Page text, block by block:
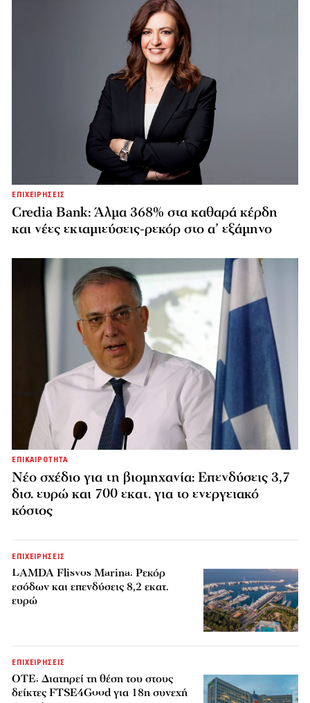
ΕΠΙΧΕΙΡΗΣΕΙΣ
Credia Bank: Άλμα 368% στα καθαρά κέρδη
και νέες εκταμιεύσεις-ρεκόρ στο α’ εξάμηνο
ΕΠΙΚΑΙΡΟΤΗΤΑ
Νέο σχέδιο για τη βιομηχανία: Επενδύσεις 3,7
δισ. ευρώ και 700 εκατ. για το ενεργειακό
κόστος
ΕΠΙΧΕΙΡΗΣΕΙΣ
LAMDA Flisvos Marina: Ρεκόρ
εσόδων και επενδύσεις 8,2 εκατ.
ευρώ
ΕΠΙΧΕΙΡΗΣΕΙΣ
ΟΤΕ: Διατηρεί τη θέση του στους
δείκτες FTSE4Good για 18η συνεχή